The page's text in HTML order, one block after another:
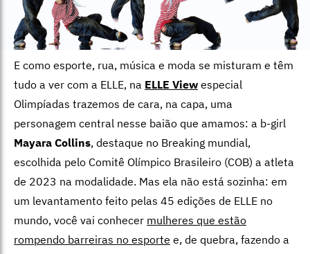
E como esporte, rua, música e moda se misturam e têm
tudo a ver com a ELLE, na ELLE View especial
Olimpíadas trazemos de cara, na capa, uma
personagem central nesse baião que amamos: a b-girl
Mayara Collins, destaque no Breaking mundial,
escolhida pelo Comitê Olímpico Brasileiro (COB) a atleta
de 2023 na modalidade. Mas ela não está sozinha: em
um levantamento feito pelas 45 edições de ELLE no
mundo, você vai conhecer mulheres que estão
rompendo barreiras no esporte e, de quebra, fazendo a